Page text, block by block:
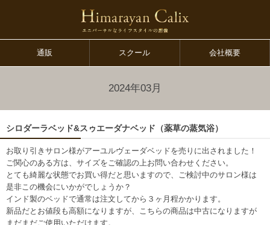
通販 スクール 会社概要
2024年03月
シロダーラベッド&スゥエーダナベッド（薬草の蒸気浴）
お取り引きサロン様がアーユルヴェーダベッドを売りに出されました！
ご関心のある方は、サイズをご確認の上お問い合わせください。
とても綺麗な状態でお買い得だと思いますので、ご検討中のサロン様は
是非この機会にいかがでしょうか？
インド製のベッドで通常は注文してから３ヶ月程かかります。
新品だとお値段も高額になりますが、こちらの商品は中古になりますが
まだまだご使用いただけます。